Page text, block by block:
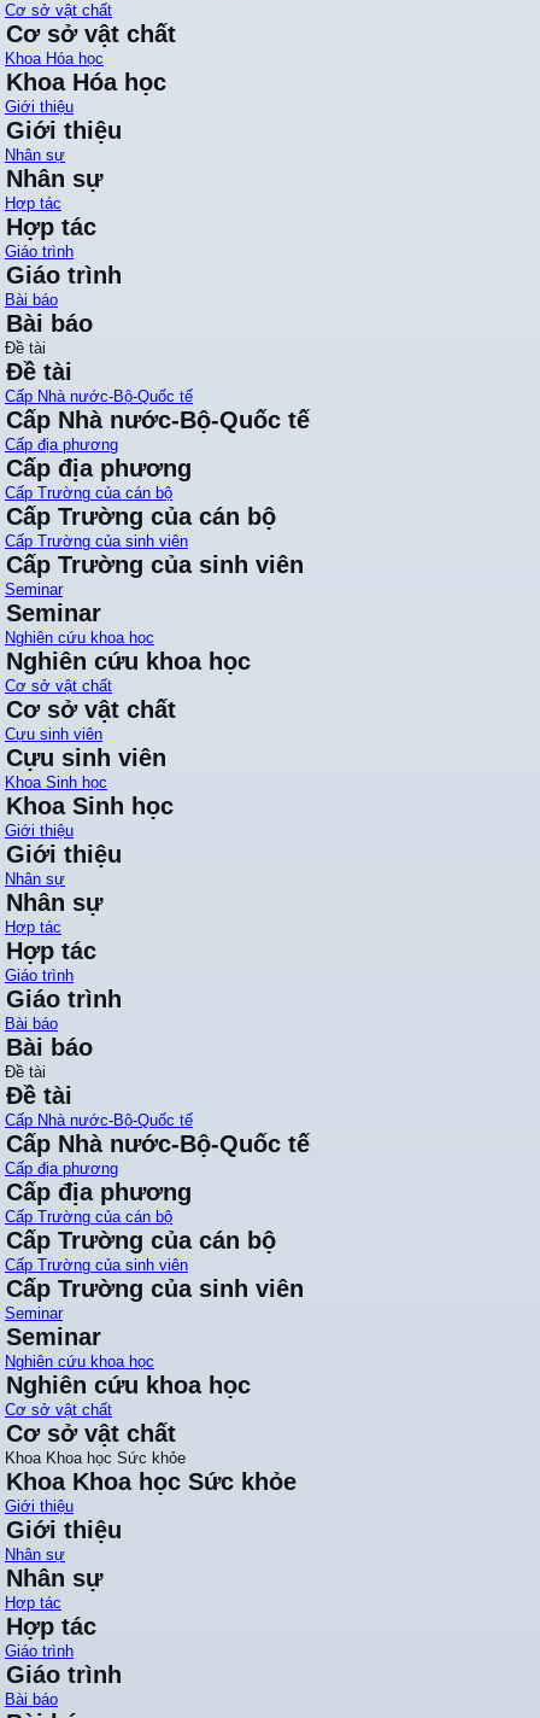
Cơ sở vật chất
Cơ sở vật chất
Khoa Hóa học
Khoa Hóa học
Giới thiệu
Giới thiệu
Nhân sự
Nhân sự
Hợp tác
Hợp tác
Giáo trình
Giáo trình
Bài báo
Bài báo
Đề tài
Đề tài
Cấp Nhà nước-Bộ-Quốc tế
Cấp Nhà nước-Bộ-Quốc tế
Cấp địa phương
Cấp địa phương
Cấp Trường của cán bộ
Cấp Trường của cán bộ
Cấp Trường của sinh viên
Cấp Trường của sinh viên
Seminar
Seminar
Nghiên cứu khoa học
Nghiên cứu khoa học
Cơ sở vật chất
Cơ sở vật chất
Cựu sinh viên
Cựu sinh viên
Khoa Sinh học
Khoa Sinh học
Giới thiệu
Giới thiệu
Nhân sự
Nhân sự
Hợp tác
Hợp tác
Giáo trình
Giáo trình
Bài báo
Bài báo
Đề tài
Đề tài
Cấp Nhà nước-Bộ-Quốc tế
Cấp Nhà nước-Bộ-Quốc tế
Cấp địa phương
Cấp địa phương
Cấp Trường của cán bộ
Cấp Trường của cán bộ
Cấp Trường của sinh viên
Cấp Trường của sinh viên
Seminar
Seminar
Nghiên cứu khoa học
Nghiên cứu khoa học
Cơ sở vật chất
Cơ sở vật chất
Khoa Khoa học Sức khỏe
Khoa Khoa học Sức khỏe
Giới thiệu
Giới thiệu
Nhân sự
Nhân sự
Hợp tác
Hợp tác
Giáo trình
Giáo trình
Bài báo